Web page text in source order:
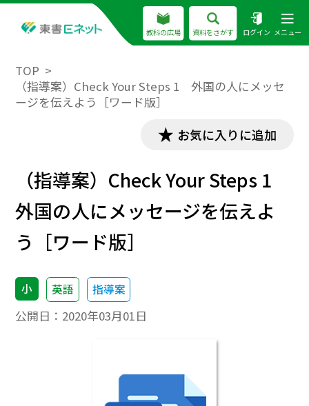
教科の広場 資料をさがす ログイン メニュー
TOP
（指導案）Check Your Steps 1 外国の人にメッセ
ージを伝えよう［ワード版］
お気に入りに追加
（指導案）Check Your Steps 1
外国の人にメッセージを伝えよ
う［ワード版］
小 英語 指導案
公開日： 2020年03月01日